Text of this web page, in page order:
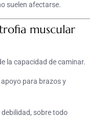
suelen afectarse.
muscular
la capacidad de caminar.
para brazos y
sobre todo